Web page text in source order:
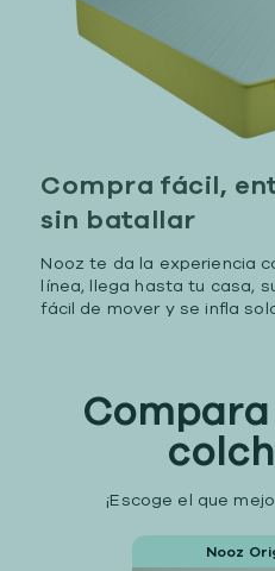
Compra fácil,
sin batallar
Nooz te da la experiencia
línea, llega hasta tu casa,
fácil de mover y se infla
¡Escoge el que
Nooz